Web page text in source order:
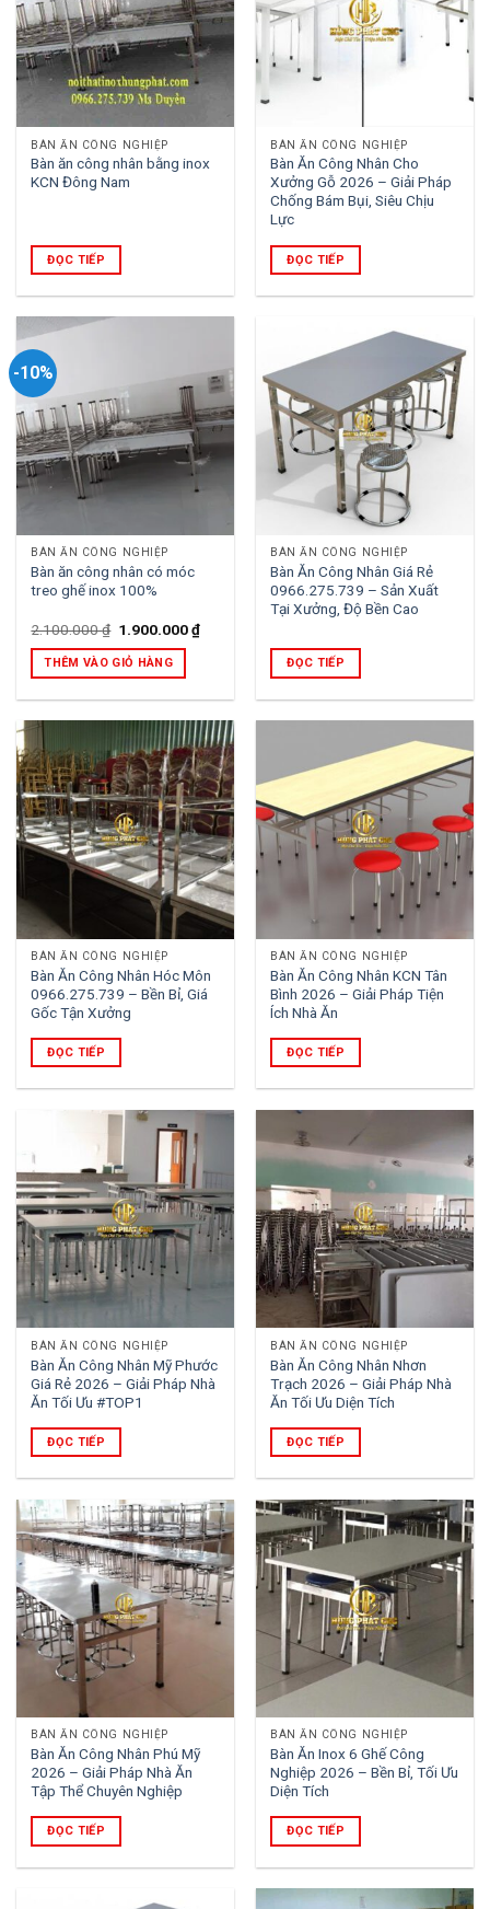
BÀN ĂN CÔNG NGHIỆP
Bàn ăn công nhân bằng inox
KCN Đông Nam
ĐỌC TIẾP
BÀN ĂN CÔNG NGHIỆP
Bàn Ăn Công Nhân Cho
Xưởng Gỗ 2026 – Giải Pháp
Chống Bám Bụi, Siêu Chịu
Lực
ĐỌC TIẾP
-10%
BÀN ĂN CÔNG NGHIỆP
Bàn ăn công nhân có móc
treo ghế inox 100%
2.100.000₫ Giá
là:
2.100.000 ₫.
1.900.000₫Giá
1.900.000 ₫.
THÊM VÀO GIỎ HÀNG
BÀN ĂN CÔNG NGHIỆP
Bàn Ăn Công Nhân Giá Rẻ
0966.275.739 – Sản Xuất
Tại Xưởng, Độ Bền Cao
ĐỌC TIẾP
BÀN ĂN CÔNG NGHIỆP
Bàn Ăn Công Nhân Hóc Môn
0966.275.739 – Bền Bỉ, Giá
Gốc Tận Xưởng
ĐỌC TIẾP
BÀN ĂN CÔNG NGHIỆP
Bàn Ăn Công Nhân KCN Tân
Bình 2026 – Giải Pháp Tiện
Ích Nhà Ăn
ĐỌC TIẾP
BÀN ĂN CÔNG NGHIỆP
Bàn Ăn Công Nhân Mỹ Phước
Giá Rẻ 2026 – Giải Pháp Nhà
Ăn Tối Ưu #TOP1
ĐỌC TIẾP
BÀN ĂN CÔNG NGHIỆP
Bàn Ăn Công Nhân Nhơn
Trạch 2026 – Giải Pháp Nhà
Ăn Tối Ưu Diện Tích
ĐỌC TIẾP
BÀN ĂN CÔNG NGHIỆP
Bàn Ăn Công Nhân Phú Mỹ
2026 – Giải Pháp Nhà Ăn
Tập Thể Chuyên Nghiệp
ĐỌC TIẾP
BÀN ĂN CÔNG NGHIỆP
Bàn Ăn Inox 6 Ghế Công
Nghiệp 2026 – Bền Bỉ, Tối Ưu
Diện Tích
ĐỌC TIẾP